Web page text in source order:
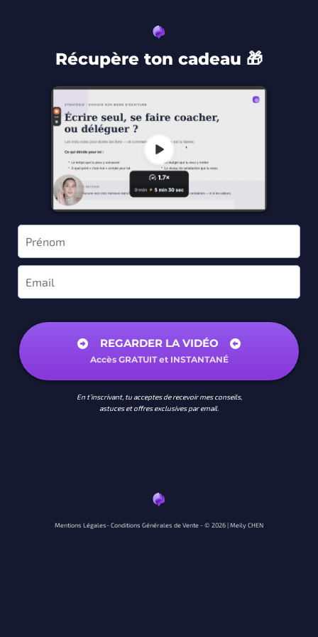
Récupère ton cadeau 🎁
REGARDER LA VIDÉO
Accès GRATUIT et INSTANTANÉ
En t’inscrivant, tu acceptes de recevoir mes conseils,
astuces et offres exclusives par email.
Mentions Légales-Conditions Générales de Vente- © 2026 |Meily CHEN